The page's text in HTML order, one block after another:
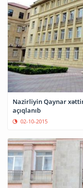
Nazirliyin Qaynar
açıqlanıb
02-10-2015